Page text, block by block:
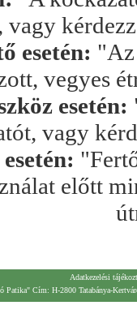
vagy
esetén: "Az
vegyes
esetén:
vagy
előtt
Adatkezelési
Patika" Cím: H-2800 Tatabánya-